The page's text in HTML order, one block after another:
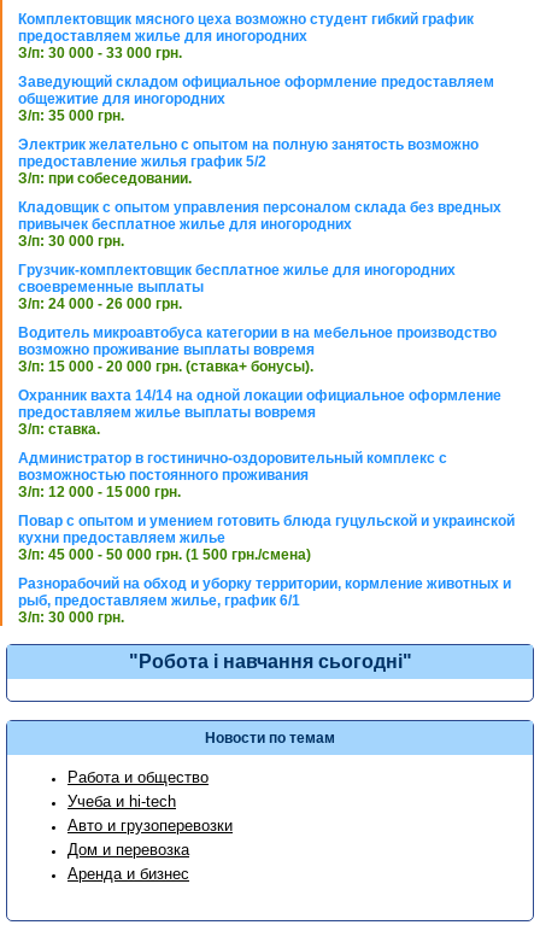
Комплектовщик мясного цеха возможно студент гибкий график
предоставляем жилье для иногородних
З/п: 30 000 - 33 000 грн.
Заведующий складом официальное оформление предоставляем
общежитие для иногородних
З/п: 35 000 грн.
Электрик желательно с опытом на полную занятость возможно
предоставление жилья график 5/2
З/п: при собеседовании.
Кладовщик с опытом управления персоналом склада без вредных
привычек бесплатное жилье для иногородних
З/п: 30 000 грн.
Грузчик-комплектовщик бесплатное жилье для иногородних
своевременные выплаты
З/п: 24 000 - 26 000 грн.
Водитель микроавтобуса категории в на мебельное производство
возможно проживание выплаты вовремя
З/п: 15 000 - 20 000 грн. (ставка+ бонусы).
Охранник вахта 14/14 на одной локации официальное оформление
предоставляем жилье выплаты вовремя
З/п: ставка.
Администратор в гостинично-оздоровительный комплекс с
возможностью постоянного проживания
З/п: 12 000 - 15 000 грн.
Повар с опытом и умением готовить блюда гуцульской и украинской
кухни предоставляем жилье
З/п: 45 000 - 50 000 грн. (1 500 грн./смена)
Разнорабочий на обход и уборку территории, кормление животных и
рыб, предоставляем жилье, график 6/1
З/п: 30 000 грн.
"Робота і навчання сьогодні"
Новости по темам
Работа и общество
Учеба и hi-tech
Авто и грузоперевозки
Дом и перевозка
Аренда и бизнес